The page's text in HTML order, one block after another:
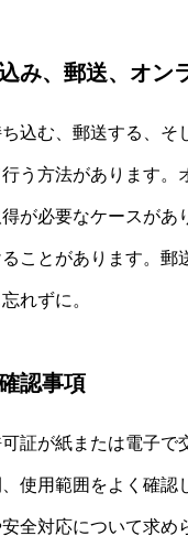
み、郵送、オン
込む、郵送する、そ
う方法があります。
が必要なケースがあ
ことがあります。郵
れずに。
認事項
証が紙または電子で
使用範囲をよく確認
全対応について求め